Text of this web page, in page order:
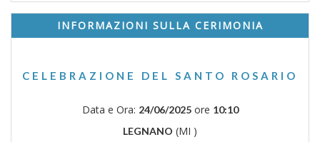
INFORMAZIONI SULLA CERIMONIA
CELEBRAZIONE DEL SANTO ROSARIO
Data e Ora: 24/06/2025ore 10:10
LEGNANO (MI )